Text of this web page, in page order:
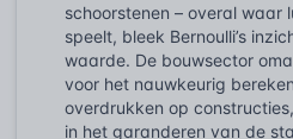
schoorstenen – overal waar
speelt, bleek Bernoulli’s
waarde. De bouwsector
voor het nauwkeurig
overdrukken op
in het garanderen van de